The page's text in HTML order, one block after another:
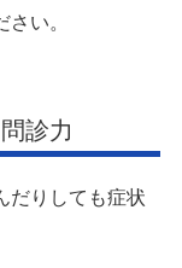
い。
診力
だりしても症状